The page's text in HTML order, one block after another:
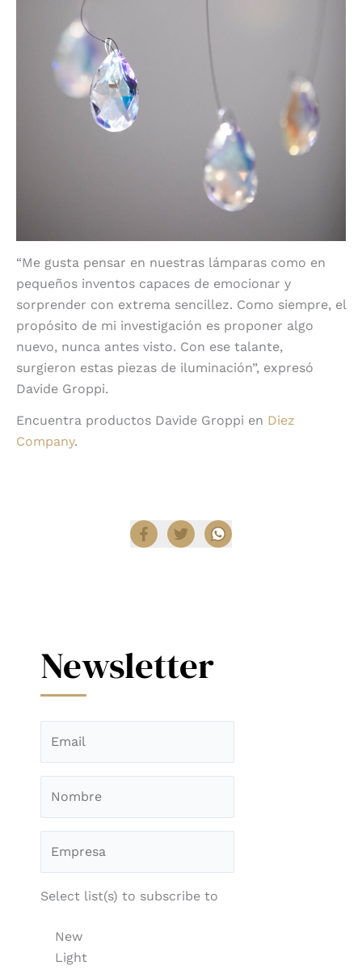
“Me gusta pensar en nuestras lámparas como en
pequeños inventos capaces de emocionar y
sorprender con extrema sencillez. Como siempre, el
propósito de mi investigación es proponer algo
nuevo, nunca antes visto. Con ese talante,
surgieron estas piezas de iluminación”, expresó
Davide Groppi.
Encuentra productos Davide Groppi en Diez
Company.
Newsletter
Select list(s) to subscribe to
New
Light